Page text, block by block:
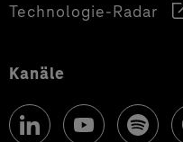
Technologie-Radar
Kanäle